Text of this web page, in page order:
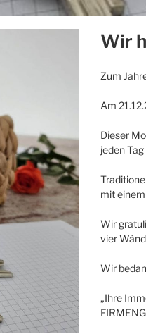
Wir
Zum
Am
Dieser
jeden
mit
Wir
vier
Wir
„Ihre